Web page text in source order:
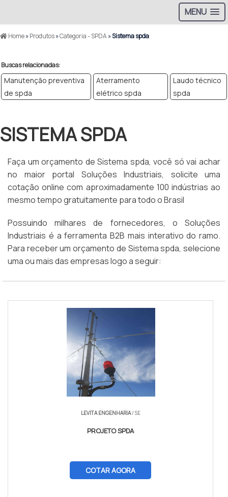
MENU
Home»Produtos»Categoria - SPDA»Sistema spda
Buscas relacionadas:
Manutenção preventiva
de spda
Aterramento
elétrico spda
Laudo técnico
spda
SISTEMA SPDA
Faça um orçamento de Sistema spda, você só vai achar
no maior portal Soluções Industriais, solicite uma
cotação online com aproximadamente 100 indústrias ao
mesmo tempo gratuitamente para todo o Brasil
Possuindo milhares de fornecedores, o Soluções
Industriais é a ferramenta B2B mais interativo do ramo.
Para receber um orçamento de Sistema spda, selecione
uma ou mais das empresas logo a seguir:
LEVITA ENGENHARIA/ SE
PROJETO SPDA
COTAR AGORA